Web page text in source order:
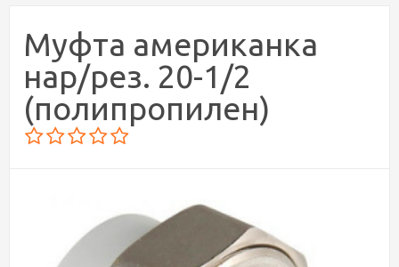
Муфта американка
нар/рез. 20-1/2
(полипропилен)